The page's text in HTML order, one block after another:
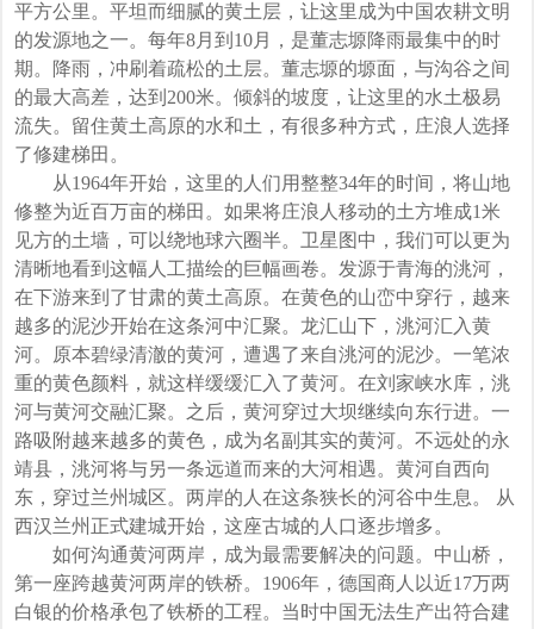
平方公里。平坦而细腻的黄土层，让这里成为中国农耕文明
的发源地之一。每年8月到10月，是董志塬降雨最集中的时
期。降雨，冲刷着疏松的土层。董志塬的塬面，与沟谷之间
的最大高差，达到200米。倾斜的坡度，让这里的水土极易
流失。留住黄土高原的水和土，有很多种方式，庄浪人选择
了修建梯田。
从1964年开始，这里的人们用整整34年的时间，将山地
修整为近百万亩的梯田。如果将庄浪人移动的土方堆成1米
见方的土墙，可以绕地球六圈半。卫星图中，我们可以更为
清晰地看到这幅人工描绘的巨幅画卷。发源于青海的洮河，
在下游来到了甘肃的黄土高原。在黄色的山峦中穿行，越来
越多的泥沙开始在这条河中汇聚。龙汇山下，洮河汇入黄
河。原本碧绿清澈的黄河，遭遇了来自洮河的泥沙。一笔浓
重的黄色颜料，就这样缓缓汇入了黄河。在刘家峡水库，洮
河与黄河交融汇聚。之后，黄河穿过大坝继续向东行进。一
路吸附越来越多的黄色，成为名副其实的黄河。不远处的永
靖县，洮河将与另一条远道而来的大河相遇。黄河自西向
东，穿过兰州城区。两岸的人在这条狭长的河谷中生息。 从
西汉兰州正式建城开始，这座古城的人口逐步增多。
如何沟通黄河两岸，成为最需要解决的问题。中山桥，
第一座跨越黄河两岸的铁桥。1906年，德国商人以近17万两
白银的价格承包了铁桥的工程。当时中国无法生产出符合建